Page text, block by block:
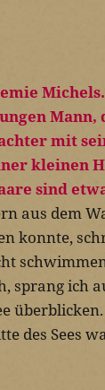
aus dem
konnte,
sprang ich
des Sees